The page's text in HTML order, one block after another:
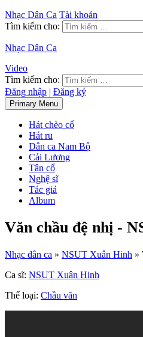
Nhạc Dân Ca Tài khoản
Tìm kiếm cho:
Nhạc Dân Ca
Video
Tìm kiếm cho:
Đăng nhập | Đăng ký
Primary Menu
Hát chèo cổ
Hát ru
Dân ca Nam Bộ
Cải Lương
Tân cổ
Nghệ sĩ
Tác giả
Album
Văn chầu đệ nhị -
Nhạc dân ca » NSUT Xuân Hinh »
Ca sĩ: NSUT Xuân Hinh
Thể loại: Chầu văn